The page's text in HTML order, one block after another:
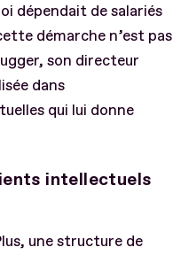
dépendait de salariés
démarche n’est pas
son directeur
dans
qui lui donne
intellectuels
une structure de